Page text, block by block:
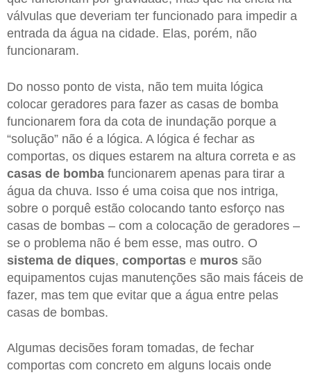
válvulas que deveriam ter funcionado para impedir a
entrada da água na cidade. Elas, porém, não
funcionaram.
Do nosso ponto de vista, não tem muita lógica
colocar geradores para fazer as casas de bomba
funcionarem fora da cota de inundação porque a
“solução” não é a lógica. A lógica é fechar as
comportas, os diques estarem na altura correta e as
casas de bomba funcionarem apenas para tirar a
água da chuva. Isso é uma coisa que nos intriga,
sobre o porquê estão colocando tanto esforço nas
casas de bombas – com a colocação de geradores –
se o problema não é bem esse, mas outro. O
sistema de diques, comportas e muros são
equipamentos cujas manutenções são mais fáceis de
fazer, mas tem que evitar que a água entre pelas
casas de bombas.
Algumas decisões foram tomadas, de fechar
comportas com concreto em alguns locais onde